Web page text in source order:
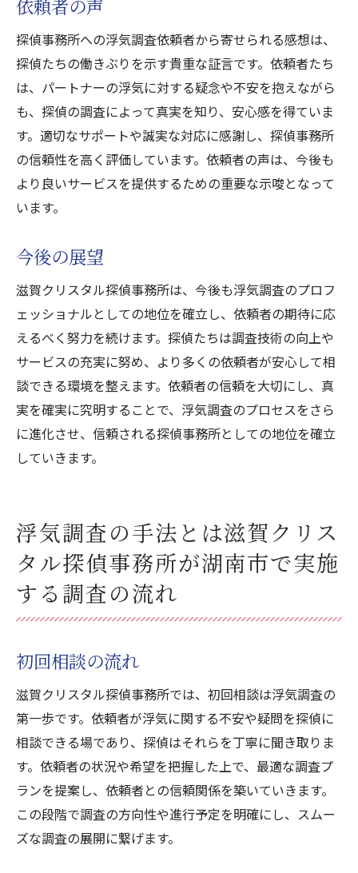
依頼者の声
探偵事務所への浮気調査依頼者から寄せられる感想は、
探偵たちの働きぶりを示す貴重な証言です。依頼者たち
は、パートナーの浮気に対する疑念や不安を抱えながら
も、探偵の調査によって真実を知り、安心感を得ていま
す。適切なサポートや誠実な対応に感謝し、探偵事務所
の信頼性を高く評価しています。依頼者の声は、今後も
より良いサービスを提供するための重要な示唆となって
います。
今後の展望
滋賀クリスタル探偵事務所は、今後も浮気調査のプロフ
ェッショナルとしての地位を確立し、依頼者の期待に応
えるべく努力を続けます。探偵たちは調査技術の向上や
サービスの充実に努め、より多くの依頼者が安心して相
談できる環境を整えます。依頼者の信頼を大切にし、真
実を確実に究明することで、浮気調査のプロセスをさら
に進化させ、信頼される探偵事務所としての地位を確立
していきます。
浮気調査の手法とは滋賀クリス
タル探偵事務所が湖南市で実施
する調査の流れ
初回相談の流れ
滋賀クリスタル探偵事務所では、初回相談は浮気調査の
第一歩です。依頼者が浮気に関する不安や疑問を探偵に
相談できる場であり、探偵はそれらを丁寧に聞き取りま
す。依頼者の状況や希望を把握した上で、最適な調査プ
ランを提案し、依頼者との信頼関係を築いていきます。
この段階で調査の方向性や進行予定を明確にし、スムー
ズな調査の展開に繋げます。